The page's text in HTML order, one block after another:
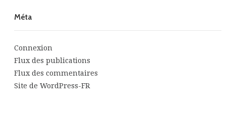
Méta
Connexion
Flux des publications
Flux des commentaires
Site de WordPress-FR